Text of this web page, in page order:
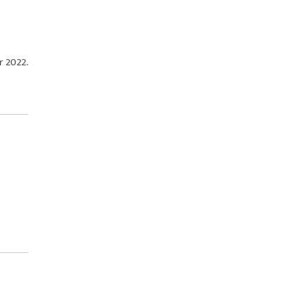
2022.